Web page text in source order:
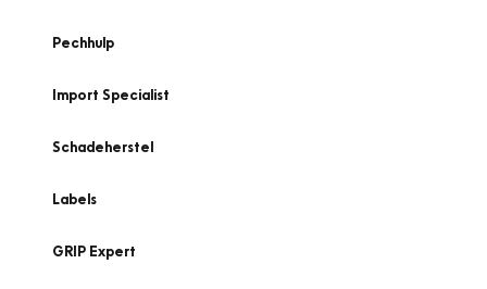
Pechhulp
Import Specialist
Schadeherstel
Labels
GRIP Expert